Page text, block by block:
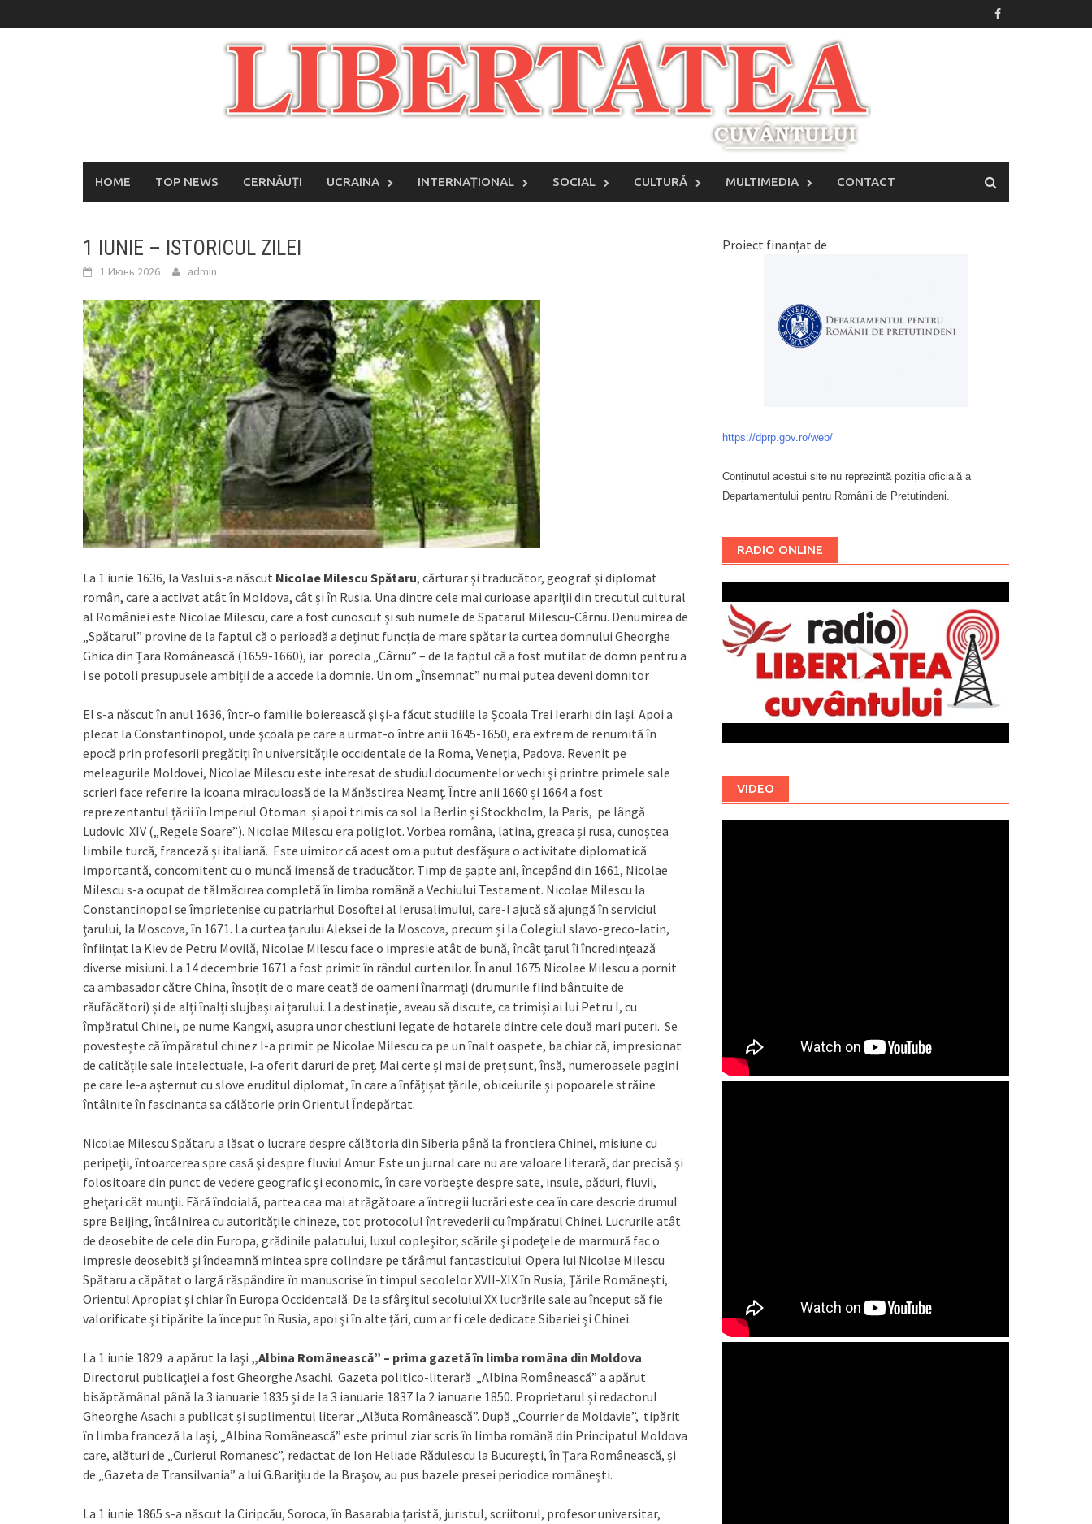
to
HOME TOP NEWS CERNĂUȚI UCRAINA INTERNAŢIONAL SOCIAL CULTURĂ MULTIMEDIA CONTACT
1 IUNIE – ISTORICUL ZILEI
1 Июнь 2026 admin
La 1 iunie 1636, la Vaslui s-a născut Nicolae Milescu Spătaru, cărturar și traducător, geograf și diplomat
român, care a activat atât în Moldova, cât și în Rusia. Una dintre cele mai curioase apariţii din trecutul cultural
al României este Nicolae Milescu, care a fost cunoscut și sub numele de Spatarul Milescu-Cârnu. Denumirea de
„Spătarul” provine de la faptul că o perioadă a deținut funcția de mare spătar la curtea domnului Gheorghe
Ghica din Țara Românească (1659-1660), iar porecla „Cârnu” – de la faptul că a fost mutilat de domn pentru a
i se potoli presupusele ambiții de a accede la domnie. Un om „însemnat” nu mai putea deveni domnitor
El s-a născut în anul 1636, într-o familie boierească şi şi-a făcut studiile la Școala Trei Ierarhi din Iași. Apoi a
plecat la Constantinopol, unde şcoala pe care a urmat-o între anii 1645-1650, era extrem de renumită în
epocă prin profesorii pregătiţi în universităţile occidentale de la Roma, Veneţia, Padova. Revenit pe
meleagurile Moldovei, Nicolae Milescu este interesat de studiul documentelor vechi şi printre primele sale
scrieri face referire la icoana miraculoasă de la Mănăstirea Neamţ. Între anii 1660 și 1664 a fost
reprezentantul țării în Imperiul Otoman și apoi trimis ca sol la Berlin și Stockholm, la Paris, pe lângă
Ludovic XIV („Regele Soare”). Nicolae Milescu era poliglot. Vorbea româna, latina, greaca și rusa, cunoștea
limbile turcă, franceză și italiană. Este uimitor că acest om a putut desfășura o activitate diplomatică
importantă, concomitent cu o muncă imensă de traducător. Timp de șapte ani, începând din 1661, Nicolae
Milescu s-a ocupat de tălmăcirea completă în limba română a Vechiului Testament. Nicolae Milescu la
Constantinopol se împrietenise cu patriarhul Dosoftei al Ierusalimului, care-l ajută să ajungă în serviciul
ţarului, la Moscova, în 1671. La curtea țarului Aleksei de la Moscova, precum și la Colegiul slavo-greco-latin,
înființat la Kiev de Petru Movilă, Nicolae Milescu face o impresie atât de bună, încât țarul îi încredințează
diverse misiuni. La 14 decembrie 1671 a fost primit în rândul curtenilor. În anul 1675 Nicolae Milescu a pornit
ca ambasador către China, însoțit de o mare ceată de oameni înarmați (drumurile fiind bântuite de
răufăcători) și de alți înalți slujbași ai țarului. La destinație, aveau să discute, ca trimiși ai lui Petru I, cu
împăratul Chinei, pe nume Kangxi, asupra unor chestiuni legate de hotarele dintre cele două mari puteri. Se
povestește că împăratul chinez l-a primit pe Nicolae Milescu ca pe un înalt oaspete, ba chiar că, impresionat
de calitățile sale intelectuale, i-a oferit daruri de preț. Mai certe și mai de preț sunt, însă, numeroasele pagini
pe care le-a așternut cu slove eruditul diplomat, în care a înfățișat țările, obiceiurile și popoarele străine
întâlnite în fascinanta sa călătorie prin Orientul Îndepărtat.
Nicolae Milescu Spătaru a lăsat o lucrare despre călătoria din Siberia până la frontiera Chinei, misiune cu
peripeţii, întoarcerea spre casă şi despre fluviul Amur. Este un jurnal care nu are valoare literară, dar precisă şi
folositoare din punct de vedere geografic şi economic, în care vorbeşte despre sate, insule, păduri, fluvii,
gheţari cât munţii. Fără îndoială, partea cea mai atrăgătoare a întregii lucrări este cea în care descrie drumul
spre Beijing, întâlnirea cu autorităţile chineze, tot protocolul întrevederii cu împăratul Chinei. Lucrurile atât
de deosebite de cele din Europa, grădinile palatului, luxul copleşitor, scările şi podeţele de marmură fac o
impresie deosebită şi îndeamnă mintea spre colindare pe tărâmul fantasticului. Opera lui Nicolae Milescu
Spătaru a căpătat o largă răspândire în manuscrise în timpul secolelor XVII-XIX în Rusia, Ţările Româneşti,
Orientul Apropiat şi chiar în Europa Occidentală. De la sfârşitul secolului XX lucrările sale au început să fie
valorificate şi tipărite la început în Rusia, apoi şi în alte ţări, cum ar fi cele dedicate Siberiei şi Chinei.
La 1 iunie 1829 a apărut la Iaşi „Albina Românească” – prima gazetă în limba româna din Moldova.
Directorul publicaţiei a fost Gheorghe Asachi. Gazeta politico-literară „Albina Românească” a apărut
bisăptămânal până la 3 ianuarie 1835 și de la 3 ianuarie 1837 la 2 ianuarie 1850. Proprietarul și redactorul
Gheorghe Asachi a publicat și suplimentul literar „Alăuta Românească”. După „Courrier de Moldavie”, tipărit
în limba franceză la Iaşi, „Albina Românească” este primul ziar scris în limba română din Principatul Moldova
care, alături de „Curierul Romanesc”, redactat de Ion Heliade Rădulescu la Bucureşti, în Ţara Românească, și
de „Gazeta de Transilvania” a lui G.Bariţiu de la Braşov, au pus bazele presei periodice româneşti.
La 1 iunie 1865 s-a născut la Ciripcău, Soroca, în Basarabia țaristă, juristul, scriitorul, profesor universitar,
Proiect finanțat de
https://dprp.gov.ro/web/
Conținutul acestui site nu reprezintă poziția oficială a
Departamentului pentru Românii de Pretutindeni.
RADIO ONLINE
VIDEO